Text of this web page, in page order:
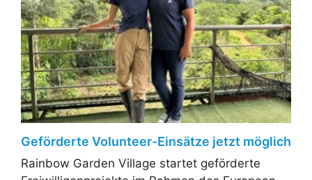
Geförderte Volunteer-Einsätze jetzt möglich
Rainbow Garden Village startet geförderte